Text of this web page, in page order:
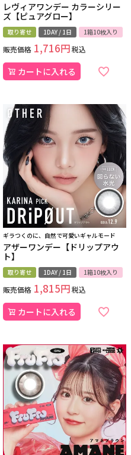
レヴィアワンデー カラーシリー
ズ【ピュアグロー】
取り寄せ 1DAY / 1日 1箱10枚入り
販売価格 1,716 税込
カートに入れる
ギラつくのに、自然で可愛いギャルモード
アザーワンデー【ドリップアウ
ト】
取り寄せ 1DAY / 1日 1箱10枚入り
販売価格 1,815 税込
カートに入れる